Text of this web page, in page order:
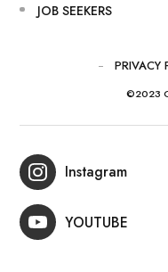
JOB SEEKERS
PRIVACY
©2023
Instagram
YOUTUBE